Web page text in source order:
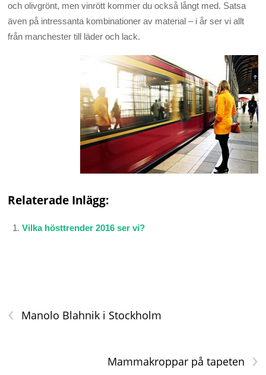
och olivgrönt, men vinrött kommer du också långt med. Satsa
även på intressanta kombinationer av material – i år ser vi allt
från manchester till läder och lack.
Relaterade Inlägg:
Vilka hösttrender 2016 ser vi?
‹ Manolo Blahnik i Stockholm
›
Mammakroppar på tapeten